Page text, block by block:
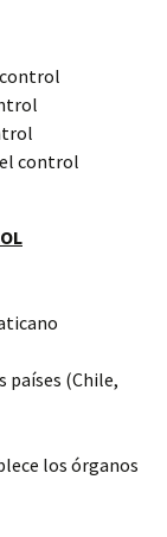
control
países (Chile,
los órganos